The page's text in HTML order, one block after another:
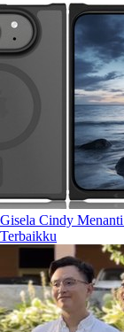
Gisela Cindy
Terbaikku